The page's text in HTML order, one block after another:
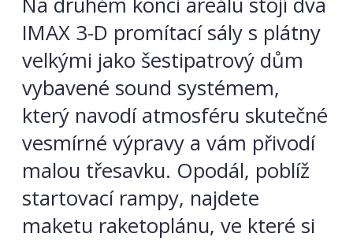
IMAX 3-D promítací sály s plátny
velkými jako šestipatrový dům
vybavené sound systémem,
který navodí atmosféru skutečné
vesmírné výpravy a vám přivodí
malou třesavku. Opodál, poblíž
startovací rampy, najdete
maketu raketoplánu, ve které si